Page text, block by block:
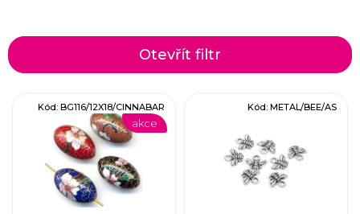
z
Otevřít filtr
akce
Kód: BG116/12X18/CINNABAR Kód: METAL/BEE/AS